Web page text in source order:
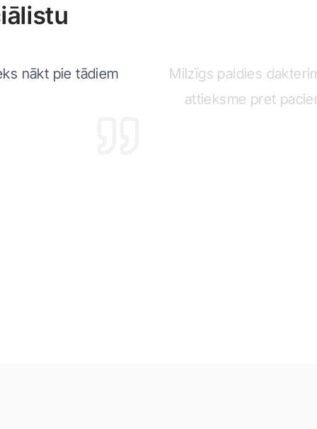
nākt pie tādiem
Milzīgs paldies
attieksme pret